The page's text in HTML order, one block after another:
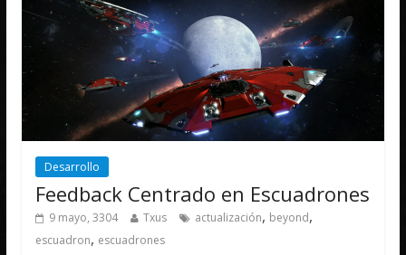
Desarrollo
Feedback Centrado en Escuadrones
9 mayo, 3304 Txus actualización, beyond,
escuadron, escuadrones